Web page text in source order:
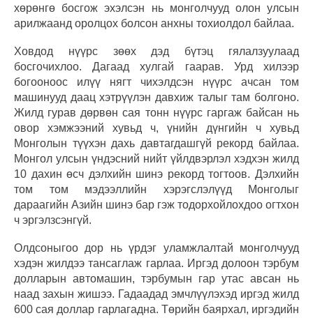
хөрөнгө босгож эхэлсэн нь монголчууд олон улсын
арилжаанд оролцох болсон анхны тохиолдол байлаа.
Ховдод нүүрс зөөх дэд бүтэц гялалзуулаад
босгочихлоо. Дагаад хулгай гаарав. Урд хилээр
богооноос илүү нягт чихэлдсэн нүүрс ачсан том
машинууд даац хэтрүүлэн давхиж талыг там болгоно.
Жилд гурав дөрвөн сая тонн нүүрс гаргаж байсан нь
овор хэмжээний хувьд ч, үнийн дүнгийн ч хувьд
Монголын түүхэн дахь давтагдашгүй рекорд байлаа.
Монгол улсын үндэсний нийт үйлдвэрлэл хэдхэн жилд
10 дахин өсч дэлхийн шинэ рекорд тогтоов. Дэлхийн
том том мэдээллийн хэрэгслэлүүд Монголыг
дараагийн Азийн шинэ бар гэж тодорхойлохдоо огтхон
ч эргэлзсэнгүй.
Олдсоныгоо дор нь үрдэг уламжлалтай монголчууд
хэдэн жилдээ тансаглаж гарлаа. Иргэд долоон тэрбум
долларын автомашин, тэрбумын гар утас авсан нь
наад захын жишээ. Гадаадад эмчлүүлэхэд иргэд жилд
600 сая доллар гарлагадна. Төрийн баярхал, иргэдийн